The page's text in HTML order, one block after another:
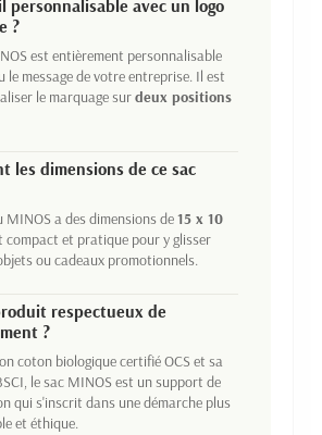
personnalisable avec un logo
?
est entièrement personnalisable
le message de votre entreprise. Il est
le marquage surdeux positions
les dimensions de ce sac
MINOS a des dimensions de15 x 10
compact et pratique pour y glisser
ou cadeaux promotionnels.
respectueux de
?
coton biologique certifié OCS et sa
le sac MINOS est un support de
qui s'inscrit dans une démarche plus
et éthique.